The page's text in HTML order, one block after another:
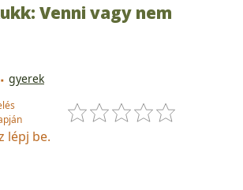
Venni vagy nem
gyerek
lépj be.